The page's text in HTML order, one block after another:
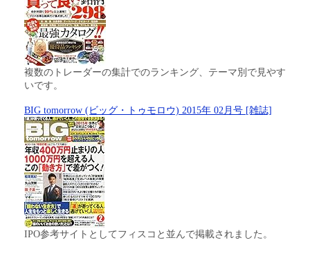
複数のトレーダーの集計でのランキング、テーマ別で見やす
いです。
BIG tomorrow (ビッグ・トゥモロウ) 2015年 02月号 [雑誌]
IPO参考サイトとしてフィスコと並んで掲載されました。